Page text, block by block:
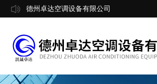
德州卓达空调设备有限公司